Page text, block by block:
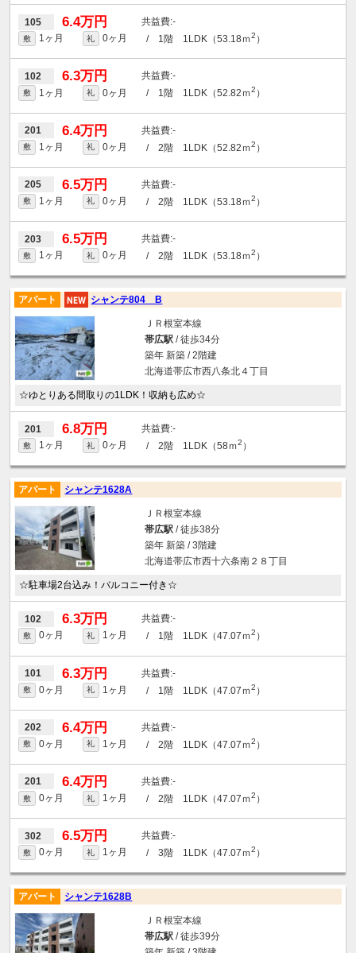
105 6.4万円 -
敷 1ヶ月 礼 0ヶ月 / 1階 1LDK（53.18ｍ2 ）
102 6.3万円 -
敷 1ヶ月 礼 0ヶ月 / 1階 1LDK（52.82ｍ2 ）
201 6.4万円 -
敷 1ヶ月 礼 0ヶ月 / 2階 1LDK（52.82ｍ2 ）
205 6.5万円 -
敷 1ヶ月 礼 0ヶ月 / 2階 1LDK（53.18ｍ2 ）
203 6.5万円 -
敷 1ヶ月 礼 0ヶ月 / 2階 1LDK（53.18ｍ2 ）
アパート シャンテ804 B
ＪＲ根室本線
帯広駅/ 徒歩34分
築年 新築 / 2階建
北海道帯広市西八条北４丁目
☆ゆとりある間取りの1LDK！収納も広め☆
201 6.8万円 -
敷 1ヶ月 礼 0ヶ月 / 2階 1LDK（58ｍ2 ）
アパート シャンテ1628A
ＪＲ根室本線
帯広駅/ 徒歩38分
築年 新築 / 3階建
北海道帯広市西十六条南２８丁目
☆駐車場2台込み！バルコニー付き☆
102 6.3万円 -
敷 0ヶ月 礼 1ヶ月 / 1階 1LDK（47.07ｍ2 ）
101 6.3万円 -
敷 0ヶ月 礼 1ヶ月 / 1階 1LDK（47.07ｍ2 ）
202 6.4万円 -
敷 0ヶ月 礼 1ヶ月 / 2階 1LDK（47.07ｍ2 ）
201 6.4万円 -
敷 0ヶ月 礼 1ヶ月 / 2階 1LDK（47.07ｍ2 ）
302 6.5万円 -
敷 0ヶ月 礼 1ヶ月 / 3階 1LDK（47.07ｍ2 ）
アパート シャンテ1628B
ＪＲ根室本線
帯広駅/ 徒歩39分